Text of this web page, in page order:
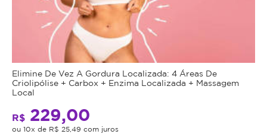
Elimine De Vez A Gordura Localizada: 4 Áreas De
Criolipólise + Carbox + Enzima Localizada + Massagem
Local
R$ 229,00
ou 10x de R$ 25,49 com juros